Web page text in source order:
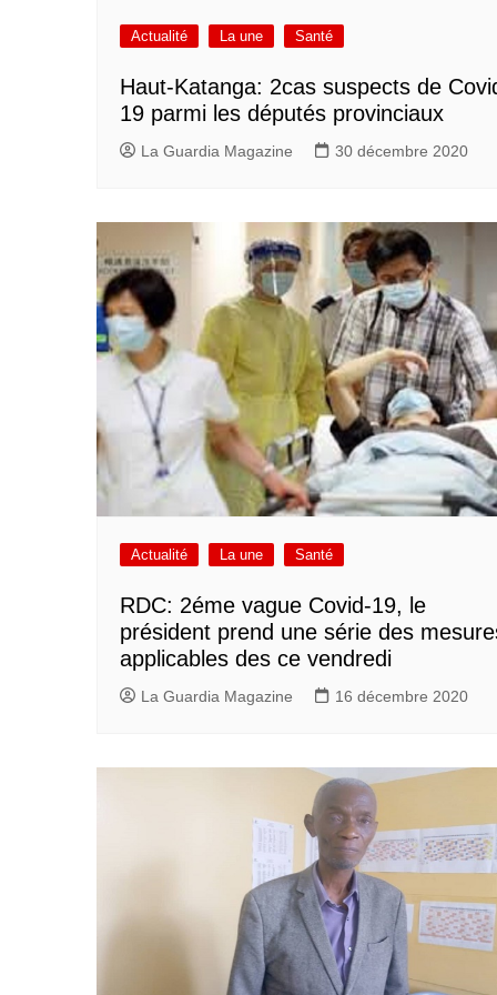
Actualité La une Santé
Haut-Katanga: 2cas suspects de
19 parmi les députés provinciaux
La Guardia Magazine 30 décembre 2020
Actualité La une Santé
RDC: 2éme vague Covid-19, le
président prend une série des
applicables des ce vendredi
La Guardia Magazine 16 décembre 2020